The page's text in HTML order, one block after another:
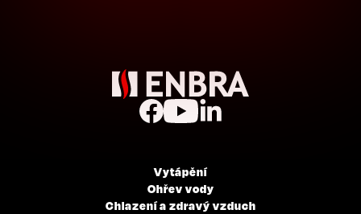
Vytápění
Ohřev vody
Chlazení a zdravý vzduch